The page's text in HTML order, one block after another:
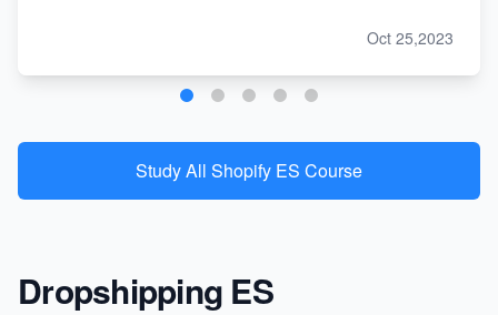
Oct 25,2023
Study All Shopify ES Course
Dropshipping ES